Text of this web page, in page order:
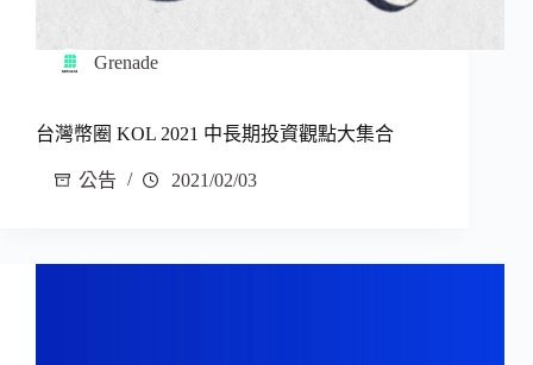
Grenade
台灣幣圈 KOL 2021 中長期投資觀點大集合
公告 2021/02/03